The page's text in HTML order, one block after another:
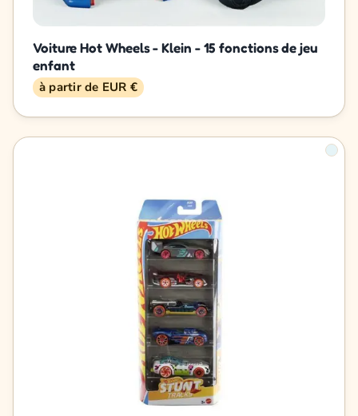
Voiture Hot Wheels - Klein - 15 fonctions de jeu
enfant
à partir de EUR €